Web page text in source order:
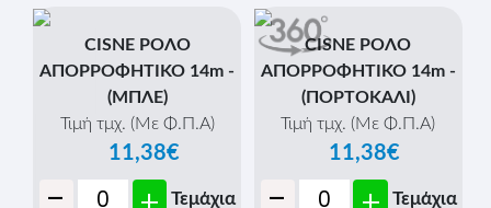
CISNE ΡΟΛΟ
ΑΠΟΡΡΟΦΗΤΙΚΟ 14m -
(ΜΠΛΕ)
Τιμή τμχ. (Με Φ.Π.Α)
11,38€
Τεμάχια
CISNE ΡΟΛΟ
ΑΠΟΡΡΟΦΗΤΙΚΟ 14m -
(ΠΟΡΤΟΚΑΛΙ)
Τιμή τμχ. (Με Φ.Π.Α)
11,38€
Τεμάχια